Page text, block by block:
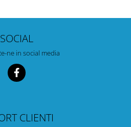
SOCIAL
ne in social media
CLIENTI